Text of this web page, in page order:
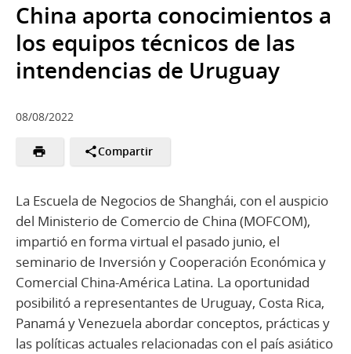
China aporta conocimientos a
los equipos técnicos de las
intendencias de Uruguay
08/08/2022
Compartir
La Escuela de Negocios de Shanghái, con el auspicio
del Ministerio de Comercio de China (MOFCOM),
impartió en forma virtual el pasado junio, el
seminario de Inversión y Cooperación Económica y
Comercial China-América Latina. La oportunidad
posibilitó a representantes de Uruguay, Costa Rica,
Panamá y Venezuela abordar conceptos, prácticas y
las políticas actuales relacionadas con el país asiático